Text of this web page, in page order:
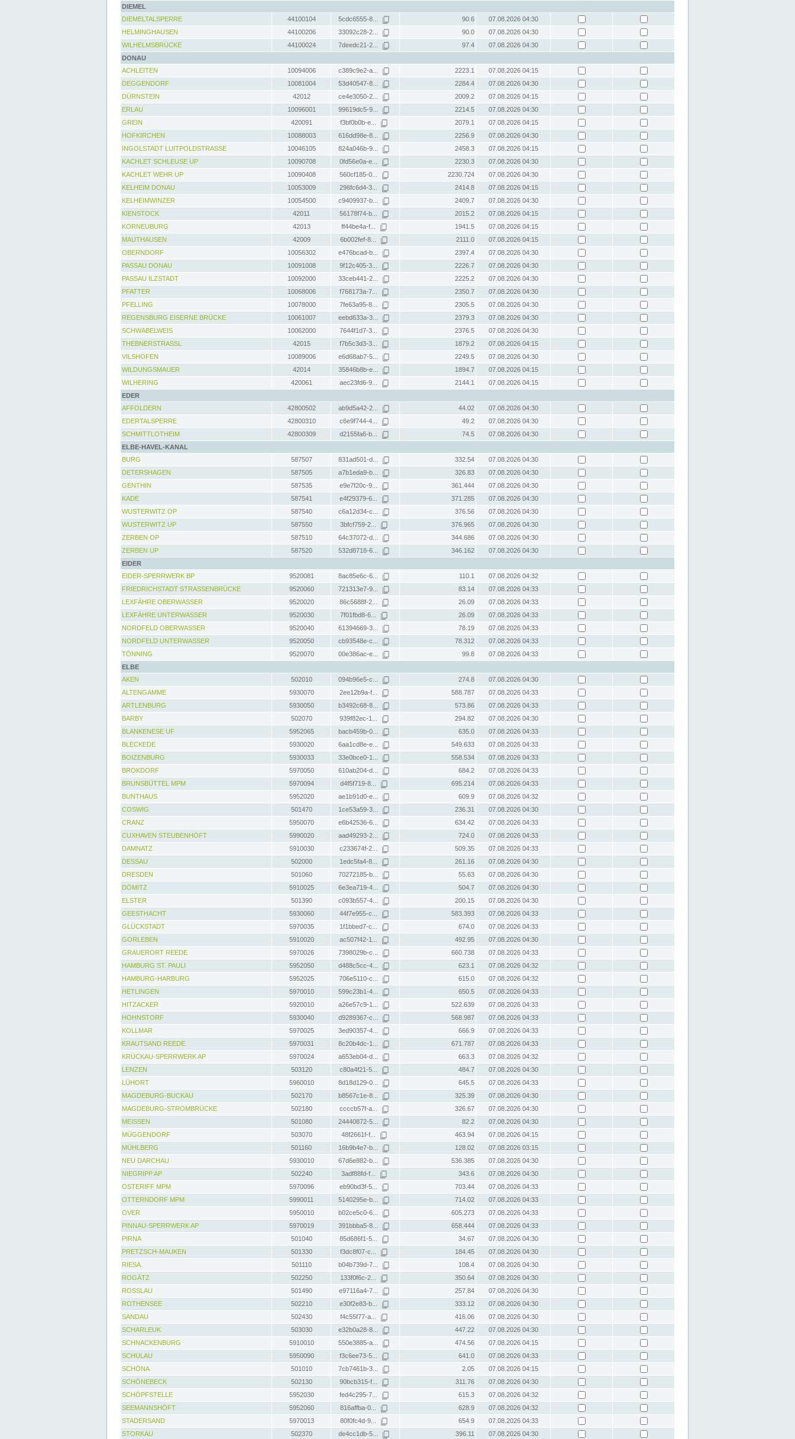
DIEMEL
DIEMELTALSPERRE
44100104 5cdc6555-8... 90.6
07.08.2026 04:30
HELMINGHAUSEN
44100206 33092c28-2... 90.0
07.08.2026 04:30
WILHELMSBRÜCKE
44100024 7deedc21-2... 97.4
07.08.2026 04:30
DONAU
ACHLEITEN
10094006 c389c9e2-a... 2223.1
07.08.2026 04:15
DEGGENDORF
10081004 53d40547-8... 2284.4
07.08.2026 04:30
DÜRNSTEIN
42012 ce4e3050-2... 2009.2
07.08.2026 04:15
ERLAU
10096001 99619dc5-9... 2214.5
07.08.2026 04:30
GREIN
420091 f3bf0b0b-e... 2079.1
07.08.2026 04:15
HOFKIRCHEN
10088003 616dd98e-8... 2256.9
07.08.2026 04:30
INGOLSTADT LUITPOLDSTRASSE
10046105 824a046b-9... 2458.3
07.08.2026 04:15
KACHLET SCHLEUSE UP
10090708 0fd56e0a-e... 2230.3
07.08.2026 04:30
KACHLET WEHR UP
10090408 560cf185-0... 2230.724
07.08.2026 04:30
KELHEIM DONAU
10053009 296fc6d4-3... 2414.8
07.08.2026 04:15
KELHEIMWINZER
10054500 c9409937-b... 2409.7
07.08.2026 04:30
KIENSTOCK
42011 56178f74-b... 2015.2
07.08.2026 04:15
KORNEUBURG
42013 ff44be4a-f... 1941.5
07.08.2026 04:15
MAUTHAUSEN
42009 6b002fef-8... 2111.0
07.08.2026 04:15
OBERNDORF
10056302 e476bcad-b... 2397.4
07.08.2026 04:30
PASSAU DONAU
10091008 9f12c405-3... 2226.7
07.08.2026 04:30
PASSAU ILZSTADT
10092000 33ceb441-2... 2225.2
07.08.2026 04:30
PFATTER
10068006 f768173a-7... 2350.7
07.08.2026 04:30
PFELLING
10078000 7fe63a95-8... 2305.5
07.08.2026 04:30
REGENSBURG EISERNE BRÜCKE
10061007 eebd633a-3... 2379.3
07.08.2026 04:30
SCHWABELWEIS
10062000 7644f1d7-3... 2376.5
07.08.2026 04:30
THEBNERSTRASSL
42015 f7b5c3d3-3... 1879.2
07.08.2026 04:15
VILSHOFEN
10089006 e6d68ab7-5... 2249.5
07.08.2026 04:30
WILDUNGSMAUER
42014 35846b8b-e... 1894.7
07.08.2026 04:15
WILHERING
420061 aec23fd6-9... 2144.1
07.08.2026 04:15
EDER
AFFOLDERN
42800502 ab9d5a42-2... 44.02
07.08.2026 04:30
EDERTALSPERRE
42800310 c6e9f744-4... 49.2
07.08.2026 04:30
SCHMITTLOTHEIM
42800309 d2155fa6-b... 74.5
07.08.2026 04:30
ELBE-HAVEL-KANAL
BURG
587507 831ad501-d... 332.54
07.08.2026 04:30
DETERSHAGEN
587505 a7b1eda9-b... 326.83
07.08.2026 04:30
GENTHIN
587535 e9e7f20c-9... 361.444
07.08.2026 04:30
KADE
587541 e4f29379-6... 371.285
07.08.2026 04:30
WUSTERWITZ OP
587540 c6a12d34-c... 376.56
07.08.2026 04:30
WUSTERWITZ UP
587550 3bfcf759-2... 376.965
07.08.2026 04:30
ZERBEN OP
587510 64c37072-d... 344.686
07.08.2026 04:30
ZERBEN UP
587520 532d8718-6... 346.162
07.08.2026 04:30
EIDER
EIDER-SPERRWERK BP
9520081 8ac85e6c-6... 110.1
07.08.2026 04:32
FRIEDRICHSTADT STRASSENBRÜCKE
9520060 721313e7-9... 83.14
07.08.2026 04:33
LEXFÄHRE OBERWASSER
9520020 86c5688f-2... 26.09
07.08.2026 04:33
LEXFÄHRE UNTERWASSER
9520030 7f01fbd8-6... 26.09
07.08.2026 04:33
NORDFELD OBERWASSER
9520040 61394669-3... 78.19
07.08.2026 04:33
NORDFELD UNTERWASSER
9520050 cb93548e-c... 78.312
07.08.2026 04:33
TÖNNING
9520070 00e386ac-e... 99.8
07.08.2026 04:33
ELBE
AKEN
502010 094b96e5-c... 274.8
07.08.2026 04:30
ALTENGAMME
5930070 2ee12b9a-f... 588.787
07.08.2026 04:33
ARTLENBURG
5930050 b3492c68-8... 573.86
07.08.2026 04:33
BARBY
502070 939f82ec-1... 294.82
07.08.2026 04:30
BLANKENESE UF
5952065 bacb459b-0... 635.0
07.08.2026 04:33
BLECKEDE
5930020 6aa1cd8e-e... 549.633
07.08.2026 04:33
BOIZENBURG
5930033 33e0bce0-1... 558.534
07.08.2026 04:33
BROKDORF
5970050 610ab204-d... 684.2
07.08.2026 04:33
BRUNSBÜTTEL MPM
5970094 d4f5f719-8... 695.214
07.08.2026 04:33
BUNTHAUS
5952020 ae1b91d0-e... 609.9
07.08.2026 04:32
COSWIG
501470 1ce53a59-3... 236.31
07.08.2026 04:30
CRANZ
5950070 e6b42536-6... 634.42
07.08.2026 04:33
CUXHAVEN STEUBENHÖFT
5990020 aad49293-2... 724.0
07.08.2026 04:33
DAMNATZ
5910030 c233674f-2... 509.35
07.08.2026 04:33
DESSAU
502000 1edc5fa4-8... 261.16
07.08.2026 04:30
DRESDEN
501060 70272185-b... 55.63
07.08.2026 04:30
DÖMITZ
5910025 6e3ea719-4... 504.7
07.08.2026 04:30
ELSTER
501390 c093b557-4... 200.15
07.08.2026 04:30
GEESTHACHT
5930060 44f7e955-c... 583.393
07.08.2026 04:33
GLÜCKSTADT
5970035 1f1bbed7-c... 674.0
07.08.2026 04:33
GORLEBEN
5910020 ac507f42-1... 492.95
07.08.2026 04:30
GRAUERORT REEDE
5970026 7398029b-c... 660.738
07.08.2026 04:33
HAMBURG ST. PAULI
5952050 d488c5cc-4... 623.1
07.08.2026 04:32
HAMBURG-HARBURG
5952025 706e5110-c... 615.0
07.08.2026 04:32
HETLINGEN
5970010 599c23b1-4... 650.5
07.08.2026 04:33
HITZACKER
5920010 a26e57c9-1... 522.639
07.08.2026 04:33
HOHNSTORF
5930040 d9289367-c... 568.987
07.08.2026 04:33
KOLLMAR
5970025 3ed90357-4... 666.9
07.08.2026 04:33
KRAUTSAND REEDE
5970031 8c20b4dc-1... 671.787
07.08.2026 04:33
KRÜCKAU-SPERRWERK AP
5970024 a653eb04-d... 663.3
07.08.2026 04:32
LENZEN
503120 c80a4f21-5... 484.7
07.08.2026 04:30
LÜHORT
5960010 8d18d129-0... 645.5
07.08.2026 04:33
MAGDEBURG-BUCKAU
502170 b8567c1e-8... 325.39
07.08.2026 04:30
MAGDEBURG-STROMBRÜCKE
502180 ccccb57f-a... 326.67
07.08.2026 04:30
MEISSEN
501080 24440872-5... 82.2
07.08.2026 04:30
MÜGGENDORF
503070 48f2661f-f... 463.94
07.08.2026 04:15
MÜHLBERG
501160 16b9b4e7-b... 128.02
07.08.2026 03:15
NEU DARCHAU
5930010 67d6e882-b... 536.385
07.08.2026 04:30
NIEGRIPP AP
502240 3adf88fd-f... 343.6
07.08.2026 04:30
OSTERIFF MPM
5970096 eb90bd3f-5... 703.44
07.08.2026 04:33
OTTERNDORF MPM
5990011 5140295e-b... 714.02
07.08.2026 04:33
OVER
5950010 b02ce5c0-6... 605.273
07.08.2026 04:33
PINNAU-SPERRWERK AP
5970019 391bbba5-8... 658.444
07.08.2026 04:33
PIRNA
501040 85d686f1-5... 34.67
07.08.2026 04:30
PRETZSCH-MAUKEN
501330 f3dc8f07-c... 184.45
07.08.2026 04:30
RIESA
501110 b04b739d-7... 108.4
07.08.2026 04:30
ROGÄTZ
502250 133f0f6c-2... 350.64
07.08.2026 04:30
ROSSLAU
501490 e97116a4-7... 257.84
07.08.2026 04:30
ROTHENSEE
502210 e30f2e83-b... 333.12
07.08.2026 04:30
SANDAU
502430 f4c55f77-a... 416.06
07.08.2026 04:30
SCHARLEUK
503030 e32b0a28-8... 447.22
07.08.2026 04:30
SCHNACKENBURG
5910010 550e3885-a... 474.56
07.08.2026 04:15
SCHULAU
5950090 f3c6ee73-5... 641.0
07.08.2026 04:33
SCHÖNA
501010 7cb7461b-3... 2.05
07.08.2026 04:15
SCHÖNEBECK
502130 90bcb315-f... 311.76
07.08.2026 04:30
SCHÖPFSTELLE
5952030 fed4c295-7... 615.3
07.08.2026 04:32
SEEMANNSHÖFT
5952060 816affba-0... 628.9
07.08.2026 04:32
STADERSAND
5970013 80f0fc4d-9... 654.9
07.08.2026 04:33
STORKAU
502370 de4cc1db-5... 396.11 07.08.2026 04:30